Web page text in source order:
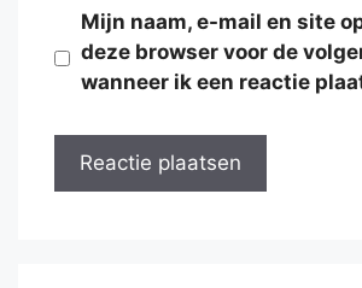
Mijn naam, e-mail en site
deze browser voor de
wanneer ik een reactie